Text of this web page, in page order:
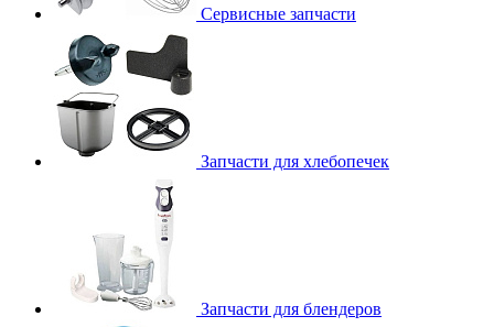
Сервисные запчасти
Запчасти для хлебопечек
Запчасти для блендеров